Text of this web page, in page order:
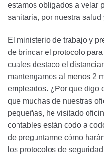
estamos obligados a velar
sanitaria, por nuestra salud
El ministerio de trabajo y
de brindar el protocolo
cuales destaco el
mantengamos al menos 2
empleados. ¿Por que digo
que muchas de nuestras
pequeñas, he visitado
contables están codo a
de preguntarme cómo
los protocolos de